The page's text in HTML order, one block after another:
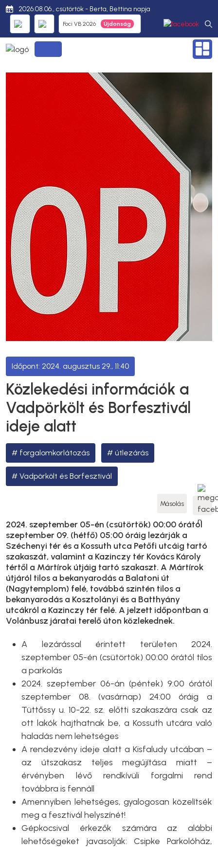
2026.08.06., csütörtök - Berta, Bettina napja
Foci VB 2026
2024. augusztus 29., 11:40
Közlekedési információk a
Vadpörkölt és Borfesztivál
ideje alatt
forgalomkorlátozás útlezárás
Vadpörkölt és Borfesztivál
Másolás
2024. szeptember 05-én (csütörtök) 00:00 órától
szeptember 09. (hétfő) 05:00 óráig lezárják a
Széchenyi tér és a Kossuth utca Petőfi utcáig tartó
szakaszát, valamint a Kazinczy tér Kovács Károly
tértől a Mártírok útjáig tartó szakaszt. A Mártírok
útjáról tilos a bekanyarodás a Balatoni út
(Nagytemplom) felé, továbbá szintén tilos a
bekanyarodás a Kosztolányi és a Batthyány
utcákról a Kazinczy tér felé. A jelzett időpontban a
Volánbusz járatai terelő úton közlekednek.
A lezárással érintett területen 2024.
szeptember 05-én (csütörtök) 00:00 órától tilos
a parkolás
2024. szeptember 06-án (péntek) 9:00 órától
szeptember 08. (vasárnap) 24:00 óráig a
Tüttőssy u. 10-22. sz. előtti szakaszára csak az
ott lakók hajthatnak be, a Kossuth utcára való
haladás nem lehetséges
A rendezvény ideje alatt a Kisfaludy utcában –
az útszakasz teljes megújítása miatt –
érvényben lévő rendkívüli forgalmi rend
továbbra is fennáll
Amennyiben lehetséges, gyalogosan közelítsék
meg a fesztivál helyszínét!
Gépkocsival érkezők számára az alábbi
lehetőségeket javasolják: Csipke Parkolóház,